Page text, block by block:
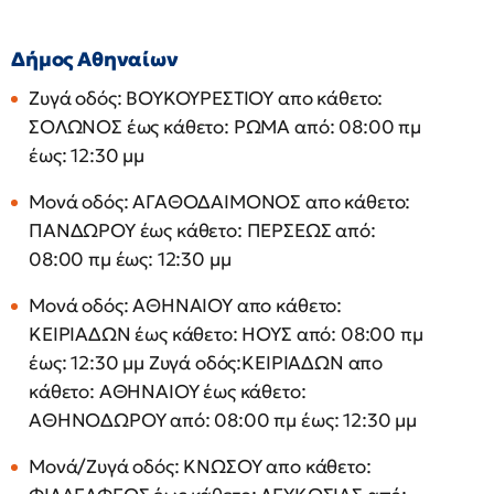
Δήμος Αθηναίων
Ζυγά οδός: ΒΟΥΚΟΥΡΕΣΤΙΟΥ απο κάθετο:
ΣΟΛΩΝΟΣ έως κάθετο: ΡΩΜΑ από: 08:00 πμ
έως: 12:30 μμ
Μονά οδός: ΑΓΑΘΟΔΑΙΜΟΝΟΣ απο κάθετο:
ΠΑΝΔΩΡΟΥ έως κάθετο: ΠΕΡΣΕΩΣ από:
08:00 πμ έως: 12:30 μμ
Μονά οδός: ΑΘΗΝΑΙΟΥ απο κάθετο:
ΚΕΙΡΙΑΔΩΝ έως κάθετο: ΗΟΥΣ από: 08:00 πμ
έως: 12:30 μμ Ζυγά οδός:ΚΕΙΡΙΑΔΩΝ απο
κάθετο: ΑΘΗΝΑΙΟΥ έως κάθετο:
ΑΘΗΝΟΔΩΡΟΥ από: 08:00 πμ έως: 12:30 μμ
Μονά/Ζυγά οδός: ΚΝΩΣΟΥ απο κάθετο: